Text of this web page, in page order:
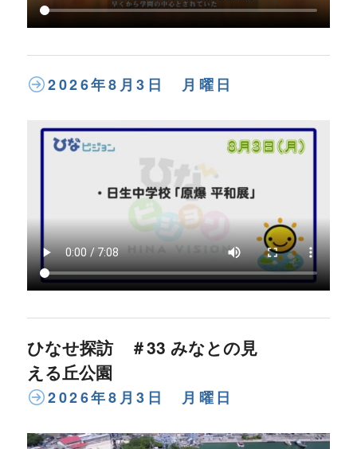
2026年8月3日 月曜日
ひなせ探訪 ＃33 みなとの見
える丘公園
2026年8月3日 月曜日